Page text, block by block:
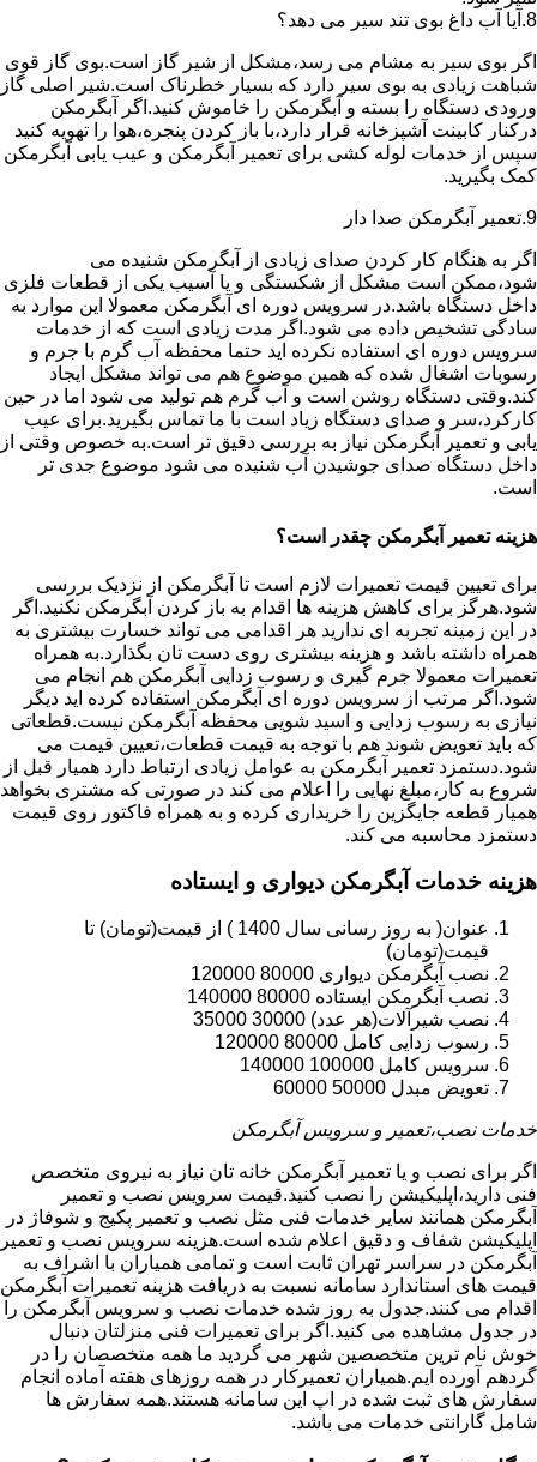
8.آیا آب داغ بوی تند سیر می دهد؟
اگر بوی سیر به مشام می رسد،مشکل از شیر گاز است.بوی گاز قوی
شباهت زیادی به بوی سیر دارد که بسیار خطرناک است.شیر اصلی گاز
ورودی دستگاه را بسته و آبگرمکن را خاموش کنید.اگر آبگرمکن
درکنار کابینت آشپزخانه قرار دارد،با باز کردن پنجره،هوا را تهویه کنید
سپس از خدمات لوله کشی برای تعمیر آبگرمکن و عیب یابی آبگرمکن
کمک بگیرید.
9.تعمیر آبگرمکن صدا دار
اگر به هنگام کار کردن صدای زیادی از آبگرمکن شنیده می
شود،ممکن است مشکل از شکستگی و یا آسیب یکی از قطعات فلزی
داخل دستگاه باشد.در سرویس دوره ای آبگرمکن معمولا این موارد به
سادگی تشخیص داده می شود.اگر مدت زیادی است که از خدمات
سرویس دوره ای استفاده نکرده اید حتما محفظه آب گرم با جرم و
رسوبات اشغال شده که همین موضوع هم می تواند مشکل ایجاد
کند.وقتی دستگاه روشن است و آب گرم هم تولید می شود اما در حین
کارکرد،سر و صدای دستگاه زیاد است با ما تماس بگیرید.برای عیب
یابی و تعمیر آبگرمکن نیاز به بررسی دقیق تر است.به خصوص وقتی از
داخل دستگاه صدای جوشیدن آب شنیده می شود موضوع جدی تر
است.
هزینه تعمیر آبگرمکن چقدر است؟
برای تعیین قیمت تعمیرات لازم است تا آبگرمکن از نزدیک بررسی
شود.هرگز برای کاهش هزینه ها اقدام به باز کردن آبگرمکن نکنید.اگر
در این زمینه تجربه ای ندارید هر اقدامی می تواند خسارت بیشتری به
همراه داشته باشد و هزینه بیشتری روی دست تان بگذارد.به همراه
تعمیرات معمولا جرم گیری و رسوب زدایی آبگرمکن هم انجام می
شود.اگر مرتب از سرویس دوره ای آبگرمکن استفاده کرده اید دیگر
نیازی به رسوب زدایی و اسید شویی محفظه آبگرمکن نیست.قطعاتی
که باید تعویض شوند هم با توجه به قیمت قطعات،تعیین قیمت می
شود.دستمزد تعمیر آبگرمکن به عوامل زیادی ارتباط دارد همیار قبل از
شروع به کار،مبلغ نهایی را اعلام می کند در صورتی که مشتری بخواهد
همیار قطعه جایگزین را خریداری کرده و به همراه فاکتور روی قیمت
دستمزد محاسبه می کند.
هزینه خدمات آبگرمکن دیواری و ایستاده
عنوان( به روز رسانی سال 1400 ) از قیمت(تومان) تا
قیمت(تومان)
نصب آبگرمکن دیواری 80000 120000
نصب آبگرمکن ایستاده 80000 140000
نصب شیرآلات(هر عدد) 30000 35000
رسوب زدایی کامل 80000 120000
سرویس کامل 100000 140000
تعویض مبدل 50000 60000
خدمات نصب،تعمیر و سرویس آبگرمکن
اگر برای نصب و یا تعمیر آبگرمکن خانه تان نیاز به نیروی متخصص
فنی دارید،اپلیکیشن را نصب کنید.قیمت سرویس نصب و تعمیر
آبگرمکن همانند سایر خدمات فنی مثل نصب و تعمیر پکیج و شوفاژ در
اپلیکیشن شفاف و دقیق اعلام شده است.هزینه سرویس نصب و تعمیر
آبگرمکن در سراسر تهران ثابت است و تمامی همیاران با اشراف به
قیمت های استاندارد سامانه نسبت به دریافت هزینه تعمیرات آبگرمکن
اقدام می کنند.جدول به روز شده خدمات نصب و سرویس آبگرمکن را
در جدول مشاهده می کنید.اگر برای تعمیرات فنی منزلتان دنبال
خوش نام ترین متخصصین شهر می گردید ما همه متخصصان را در
گردهم آورده ایم.همیاران تعمیرکار در همه روزهای هفته آماده انجام
سفارش های ثبت شده در اپ این سامانه هستند.همه سفارش ها
شامل گارانتی خدمات می باشد.